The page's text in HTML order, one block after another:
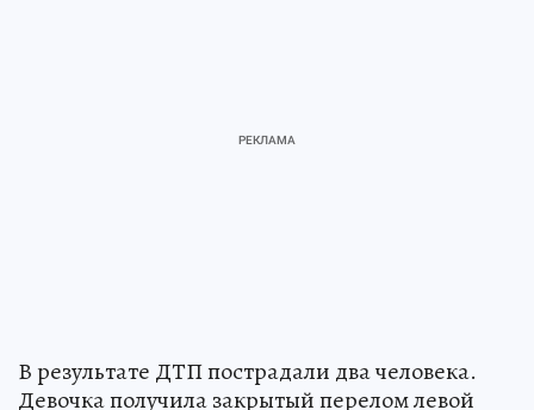
В результате ДТП пострадали два человека.
Девочка получила закрытый перелом левой